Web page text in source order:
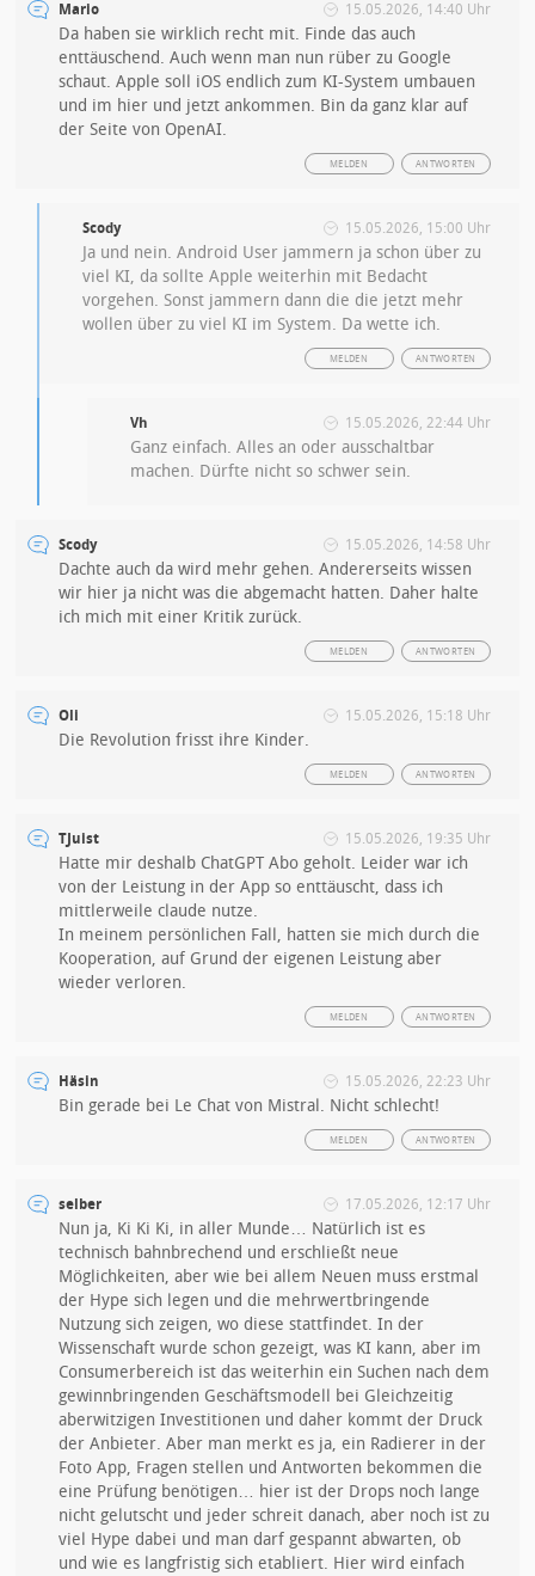
Mario 15.05.2026, 14:40 Uhr
Da haben sie wirklich recht mit. Finde das auch
enttäuschend. Auch wenn man nun rüber zu Google
schaut. Apple soll iOS endlich zum KI-System umbauen
und im hier und jetzt ankommen. Bin da ganz klar auf
der Seite von OpenAI.
ANTWORTEN
MELDEN
Scody 15.05.2026, 15:00 Uhr
Ja und nein. Android User jammern ja schon über zu
viel KI, da sollte Apple weiterhin mit Bedacht
vorgehen. Sonst jammern dann die die jetzt mehr
wollen über zu viel KI im System. Da wette ich.
ANTWORTEN
MELDEN
Vh 15.05.2026, 22:44 Uhr
Ganz einfach. Alles an oder ausschaltbar
machen. Dürfte nicht so schwer sein.
Scody 15.05.2026, 14:58 Uhr
Dachte auch da wird mehr gehen. Andererseits wissen
wir hier ja nicht was die abgemacht hatten. Daher halte
ich mich mit einer Kritik zurück.
ANTWORTEN
MELDEN
Oli 15.05.2026, 15:18 Uhr
Die Revolution frisst ihre Kinder.
ANTWORTEN
MELDEN
TJuist 15.05.2026, 19:35 Uhr
Hatte mir deshalb ChatGPT Abo geholt. Leider war ich
von der Leistung in der App so enttäuscht, dass ich
mittlerweile claude nutze.
In meinem persönlichen Fall, hatten sie mich durch die
Kooperation, auf Grund der eigenen Leistung aber
wieder verloren.
ANTWORTEN
MELDEN
Häsin 15.05.2026, 22:23 Uhr
Bin gerade bei Le Chat von Mistral. Nicht schlecht!
ANTWORTEN
MELDEN
selber 17.05.2026, 12:17 Uhr
Nun ja, Ki Ki Ki, in aller Munde… Natürlich ist es
technisch bahnbrechend und erschließt neue
Möglichkeiten, aber wie bei allem Neuen muss erstmal
der Hype sich legen und die mehrwertbringende
Nutzung sich zeigen, wo diese stattfindet. In der
Wissenschaft wurde schon gezeigt, was KI kann, aber im
Consumerbereich ist das weiterhin ein Suchen nach dem
gewinnbringenden Geschäftsmodell bei Gleichzeitig
aberwitzigen Investitionen und daher kommt der Druck
der Anbieter. Aber man merkt es ja, ein Radierer in der
Foto App, Fragen stellen und Antworten bekommen die
eine Prüfung benötigen… hier ist der Drops noch lange
nicht gelutscht und jeder schreit danach, aber noch ist zu
viel Hype dabei und man darf gespannt abwarten, ob
und wie es langfristig sich etabliert. Hier wird einfach